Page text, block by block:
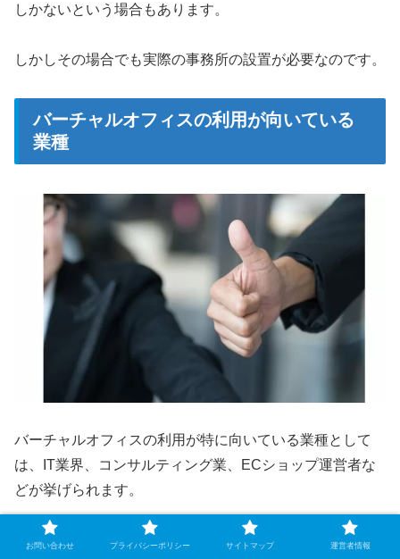
しかないという場合もあります。
しかしその場合でも実際の事務所の設置が必要なのです。
バーチャルオフィスの利用が向いている
業種
バーチャルオフィスの利用が特に向いている業種として
は、IT業界、コンサルティング業、ECショップ運営者な
どが挙げられます。
バーチャルオフィスの特性上、物理的な事務所の必要性が
お問い合わせ プライバシーポリシー サイトマップ 運営者情報